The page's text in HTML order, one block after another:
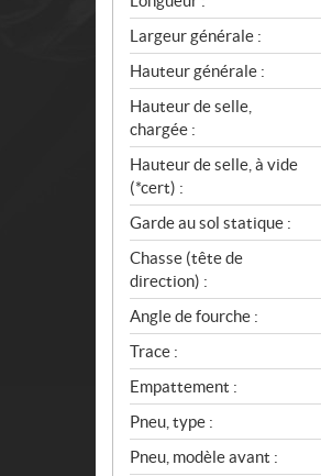
c
a
t
i
o
n
s
Largeur générale :
Hauteur générale :
Hauteur de selle,
chargée :
Hauteur de selle, à vide
(*cert) :
Garde au sol statique :
Chasse (tête de
direction) :
Angle de fourche :
Trace :
Empattement :
Pneu, type :
Pneu, modèle avant :